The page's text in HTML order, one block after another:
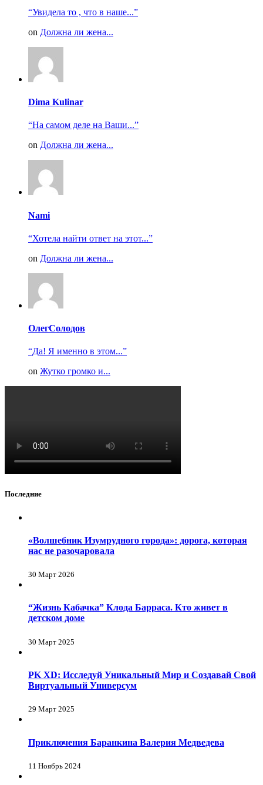
“Увидела то , что в наше...”
on Должна ли жена...
Dima Kulinar
“На самом деле на Ваши...”
on Должна ли жена...
Nami
“Хотела найти ответ на этот...”
on Должна ли жена...
ОлегСолодов
“Да! Я именно в этом...”
on Жутко громко и...
Последние
«Волшебник Изумрудного города»: дорога, которая
нас не разочаровала
30 Март 2026
“Жизнь Кабачка” Клода Барраса. Кто живет в
детском доме
30 Март 2025
PK XD: Исследуй Уникальный Мир и Создавай Свой
Виртуальный Универсум
29 Март 2025
Приключения Баранкина Валерия Медведева
11 Ноябрь 2024